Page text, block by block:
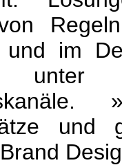
und im